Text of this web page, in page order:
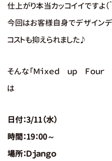
仕上がり本当カッコイイですよ（＾
今回はお客様自身でデザイン
コストも抑えられました♪
そんな「Ｍｉｘｅｄ ｕｐ Ｆｏｕｒ
は
日付：3/11（水）
時間：19：00～
場所：Ｄｊａｎｇｏ